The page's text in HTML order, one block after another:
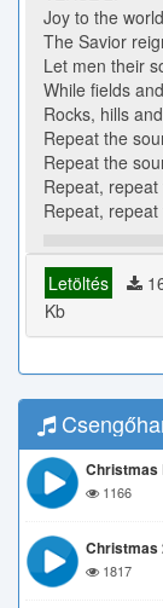
Joy to the world
The Savior
Let men their
While fields
Rocks, hills
Repeat the
Repeat the
Repeat,
Repeat,
Letöltés
Kb
Christmas
1166
Christmas
1817